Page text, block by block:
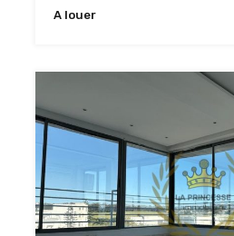
A louer